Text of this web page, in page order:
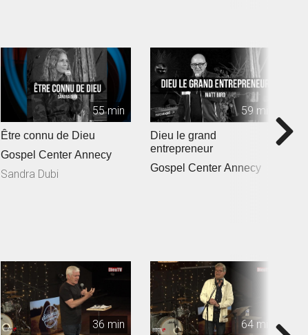
55 min
Être connu de Dieu
Gospel Center Annecy
Sandra Dubi
59 min
Dieu le grand
entrepreneur
Gospel Center Annecy
36 min 64 min